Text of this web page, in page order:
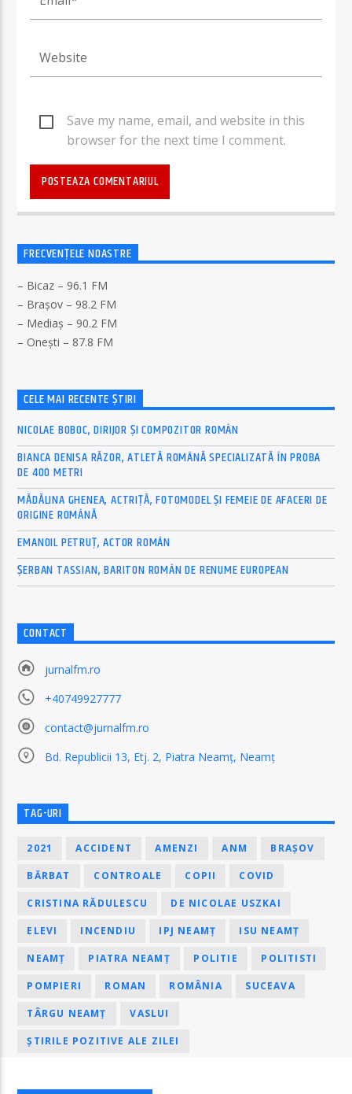
Save my name, email, and website in this
browser for the next time I comment.
FRECVENȚELE NOASTRE
– Bicaz – 96.1 FM
– Brașov – 98.2 FM
– Mediaș – 90.2 FM
– Onești – 87.8 FM
CELE MAI RECENTE ȘTIRI
NICOLAE BOBOC, DIRIJOR ȘI COMPOZITOR ROMÂN
BIANCA DENISA RĂZOR, ATLETĂ ROMÂNĂ SPECIALIZATĂ ÎN PROBA
DE 400 METRI
MĂDĂLINA GHENEA, ACTRIȚĂ, FOTOMODEL ȘI FEMEIE DE AFACERI DE
ORIGINE ROMÂNĂ
EMANOIL PETRUȚ, ACTOR ROMÂN
ȘERBAN TASSIAN, BARITON ROMÂN DE RENUME EUROPEAN
CONTACT
jurnalfm.ro
+40749927777
contact@jurnalfm.ro
Bd. Republicii 13, Etj. 2, Piatra Neamț, Neamț
TAG-URI
2021 ACCIDENT AMENZI ANM BRAȘOV
BĂRBAT CONTROALE COPII COVID
CRISTINA RĂDULESCU DE NICOLAE USZKAI
ELEVI INCENDIU IPJ NEAMȚ ISU NEAMȚ
NEAMȚ PIATRA NEAMȚ POLITIE POLITISTI
POMPIERI ROMAN ROMÂNIA SUCEAVA
TÂRGU NEAMȚ VASLUI
ȘTIRILE POZITIVE ALE ZILEI